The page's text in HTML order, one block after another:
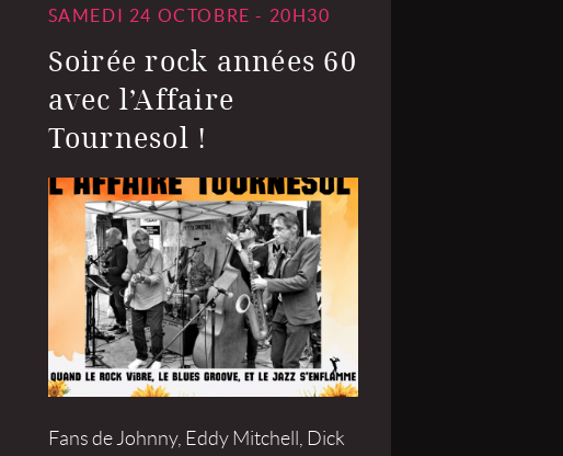
SAMEDI 24 OCTOBRE - 20H30
Soirée rock années 60
avec l’Affaire
Tournesol !
Fans de Johnny, Eddy Mitchell, Dick